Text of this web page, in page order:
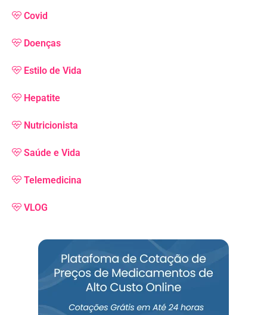
Covid
Doenças
Estilo de Vida
Hepatite
Nutricionista
Saúde e Vida
Telemedicina
VLOG